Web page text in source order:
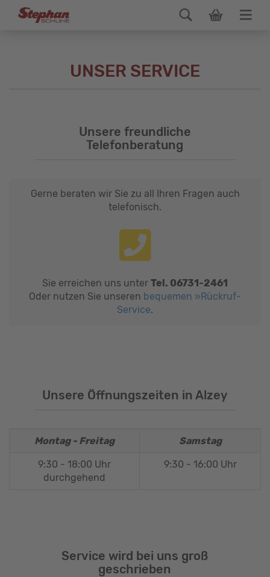
UNSER SERVICE
Unsere freundliche
Telefonberatung
Gerne beraten wir Sie zu all Ihren Fragen auch
telefonisch.
Sie erreichen uns unter Tel. 06731-2461
Oder nutzen Sie unseren bequemen »Rückruf-
Service.
Unsere Öffnungszeiten in Alzey
Montag - Freitag Samstag
9:30 - 18:00 Uhr
durchgehend
9:30 - 16:00 Uhr
Service wird bei uns groß
geschrieben